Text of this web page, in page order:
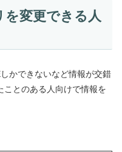
変更できる人
かできないなど情報が交錯
ことのある人向けで情報を